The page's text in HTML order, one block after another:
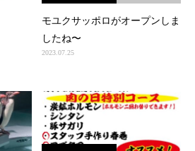
モユクサッポロがオープンしま
したね〜
2023.07.25